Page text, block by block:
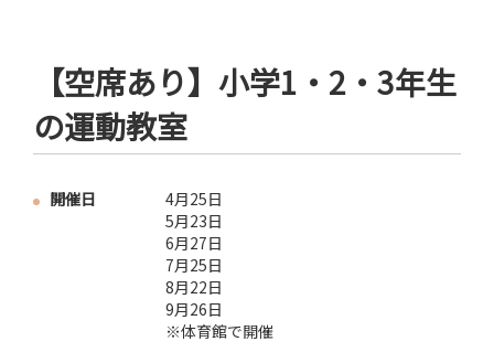
【空席あり】小学1・2・3年生
の運動教室
開催日
4月25日
5月23日
6月27日
7月25日
8月22日
9月26日
※体育館で開催